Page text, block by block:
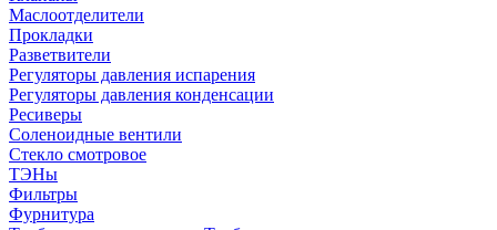
Маслоотделители
Прокладки
Разветвители
Регуляторы давления испарения
Регуляторы давления конденсации
Ресиверы
Соленоидные вентили
Стекло смотровое
ТЭНы
Фильтры
Фурнитура